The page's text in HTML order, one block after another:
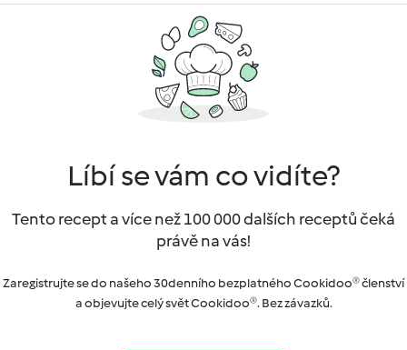
Líbí se vám co vidíte?
Tento recept a více než 100 000 dalších receptů čeká
právě na vás!
Zaregistrujte se do našeho 30denního bezplatného Cookidoo® členství
a objevujte celý svět Cookidoo®. Bez závazků.